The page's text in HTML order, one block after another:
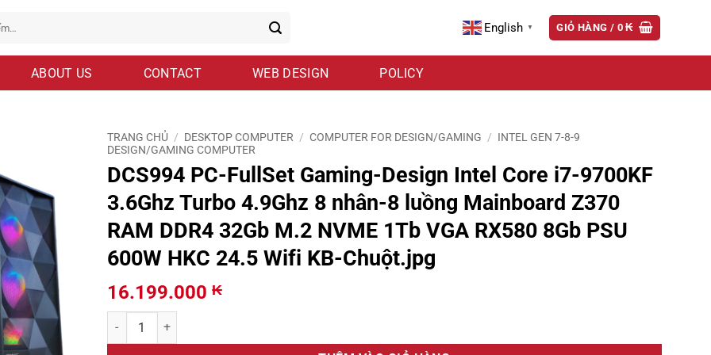
English ▼ GIỎ HÀNG / 0₭
ABOUT US CONTACT WEB DESIGN POLICY
TRANG CHỦ / DESKTOP COMPUTER / COMPUTER FOR DESIGN/GAMING / INTEL GEN 7-8-9
DESIGN/GAMING COMPUTER
DCS994 PC-FullSet Gaming-Design Intel Core i7-9700KF
3.6Ghz Turbo 4.9Ghz 8 nhân-8 luồng Mainboard Z370
RAM DDR4 32Gb M.2 NVME 1Tb VGA RX580 8Gb PSU
600W HKC 24.5 Wifi KB-Chuột.jpg
16.199.000 ₭
DCS994 PC-FullSet Gaming-Design Intel Core i7-9700KF 3.6Ghz Turbo 4.9Ghz 8 nhân-8 luồng Mainboard Z370 RAM